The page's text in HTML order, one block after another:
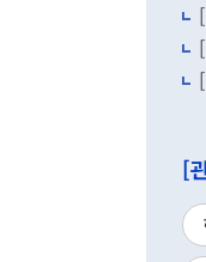
[